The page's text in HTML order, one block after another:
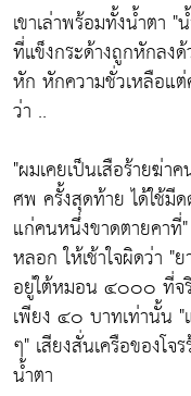
เขาเล่าพร้อมทั้งน้ำตา "
ที่แข็งกระด้างถูกหักลง
หัก หักความชั่วเหลือแต่
ว่า ..
"ผมเคยเป็นเสือร้ายฆ่า
ศพ ครั้งสุดท้าย ได้ใช้มี
แก่คนหนึ่งขาดตายคาที่
หลอก ให้เช้าใจผิดว่า "
อยู่ใต้หมอน ๔๐๐๐ ที่จ
เพียง ๔๐ บาทเท่านั้น "
ๆ" เสียงสั่นเครือของโจ
น้ำตา